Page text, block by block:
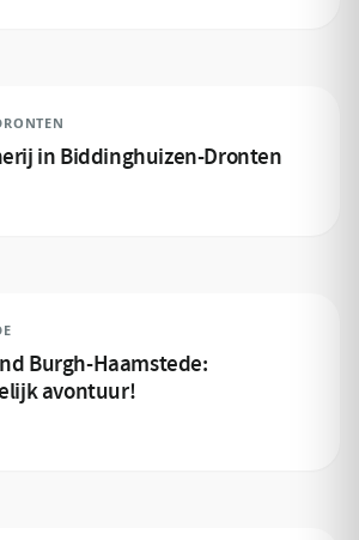
in Biddinghuizen-Dronten
Burgh-Haamstede:
avontuur!